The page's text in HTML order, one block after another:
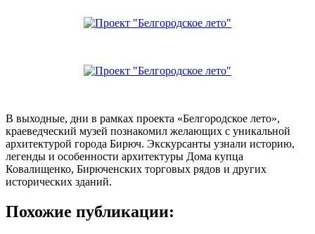
В выходные, дни в рамках проекта «Белгородское лето»,
краеведческий музей познакомил желающих с уникальной
архитектурой города Бирюч. Экскурсанты узнали историю,
легенды и особенности архитектуры Дома купца
Ковалищенко, Бирюченских торговых рядов и других
исторических зданий.
Похожие публикации: